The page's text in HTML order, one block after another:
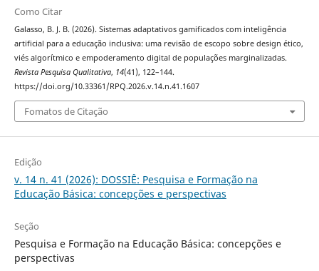
Como Citar
Galasso, B. J. B. (2026). Sistemas adaptativos gamificados com inteligência
artificial para a educação inclusiva: uma revisão de escopo sobre design ético,
viés algorítmico e empoderamento digital de populações marginalizadas.
Revista Pesquisa Qualitativa, 14(41), 122–144.
https://doi.org/10.33361/RPQ.2026.v.14.n.41.1607
Fomatos de Citação
Edição
v. 14 n. 41 (2026): DOSSIÊ: Pesquisa e Formação na
Educação Básica: concepções e perspectivas
Seção
Pesquisa e Formação na Educação Básica: concepções e
perspectivas